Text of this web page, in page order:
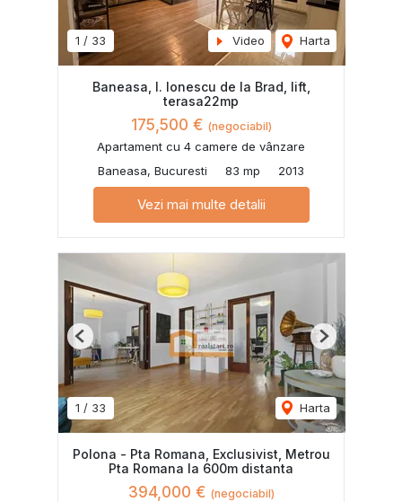
1 / 33 Video Harta
Baneasa, I. Ionescu de la Brad, lift,
terasa22mp
175,500 € (negociabil)
Apartament cu 4 camere de vânzare
Baneasa, Bucuresti
83 mp 2013
Vezi mai multe detalii
1 / 33 Harta
Previous Next
Polona - Pta Romana, Exclusivist, Metrou
Pta Romana la 600m distanta
394,000 € (negociabil)